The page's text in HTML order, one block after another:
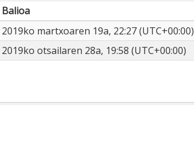
Balioa
2019ko martxoaren 19a, 22:27 (UTC+00:00)
2019ko otsailaren 28a, 19:58 (UTC+00:00)